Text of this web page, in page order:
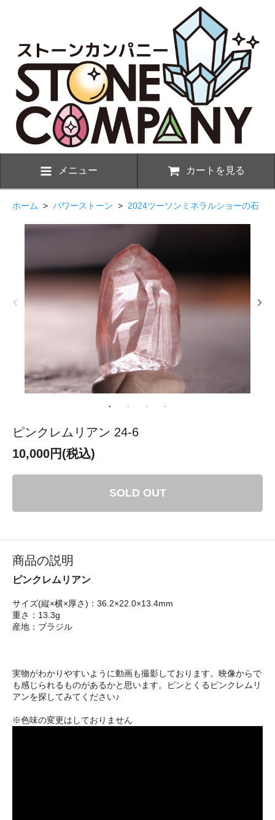
メニュー カートを見る
ホーム > パワーストーン > 2024ツーソンミネラルショーの石
ピンクレムリアン 24-6
10,000円(税込)
SOLD OUT
商品の説明
ピンクレムリアン
サイズ(縦×横×厚さ)：36.2×22.0×13.4mm
重さ：13.3g
産地：ブラジル
実物がわかりやすいように動画も撮影しております。映像からで
も感じられるものがあるかと思います。ピンとくるピンクレムリ
アンを探してみてください♪
※色味の変更はしておりません